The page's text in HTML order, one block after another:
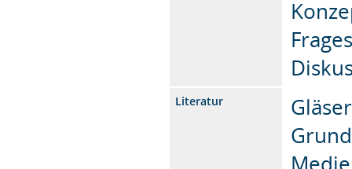
Literatur